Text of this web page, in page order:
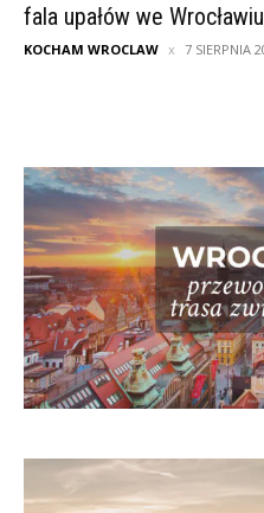
fala upałów we Wrocławiu
KOCHAM WROCLAW 7 SIERPNIA